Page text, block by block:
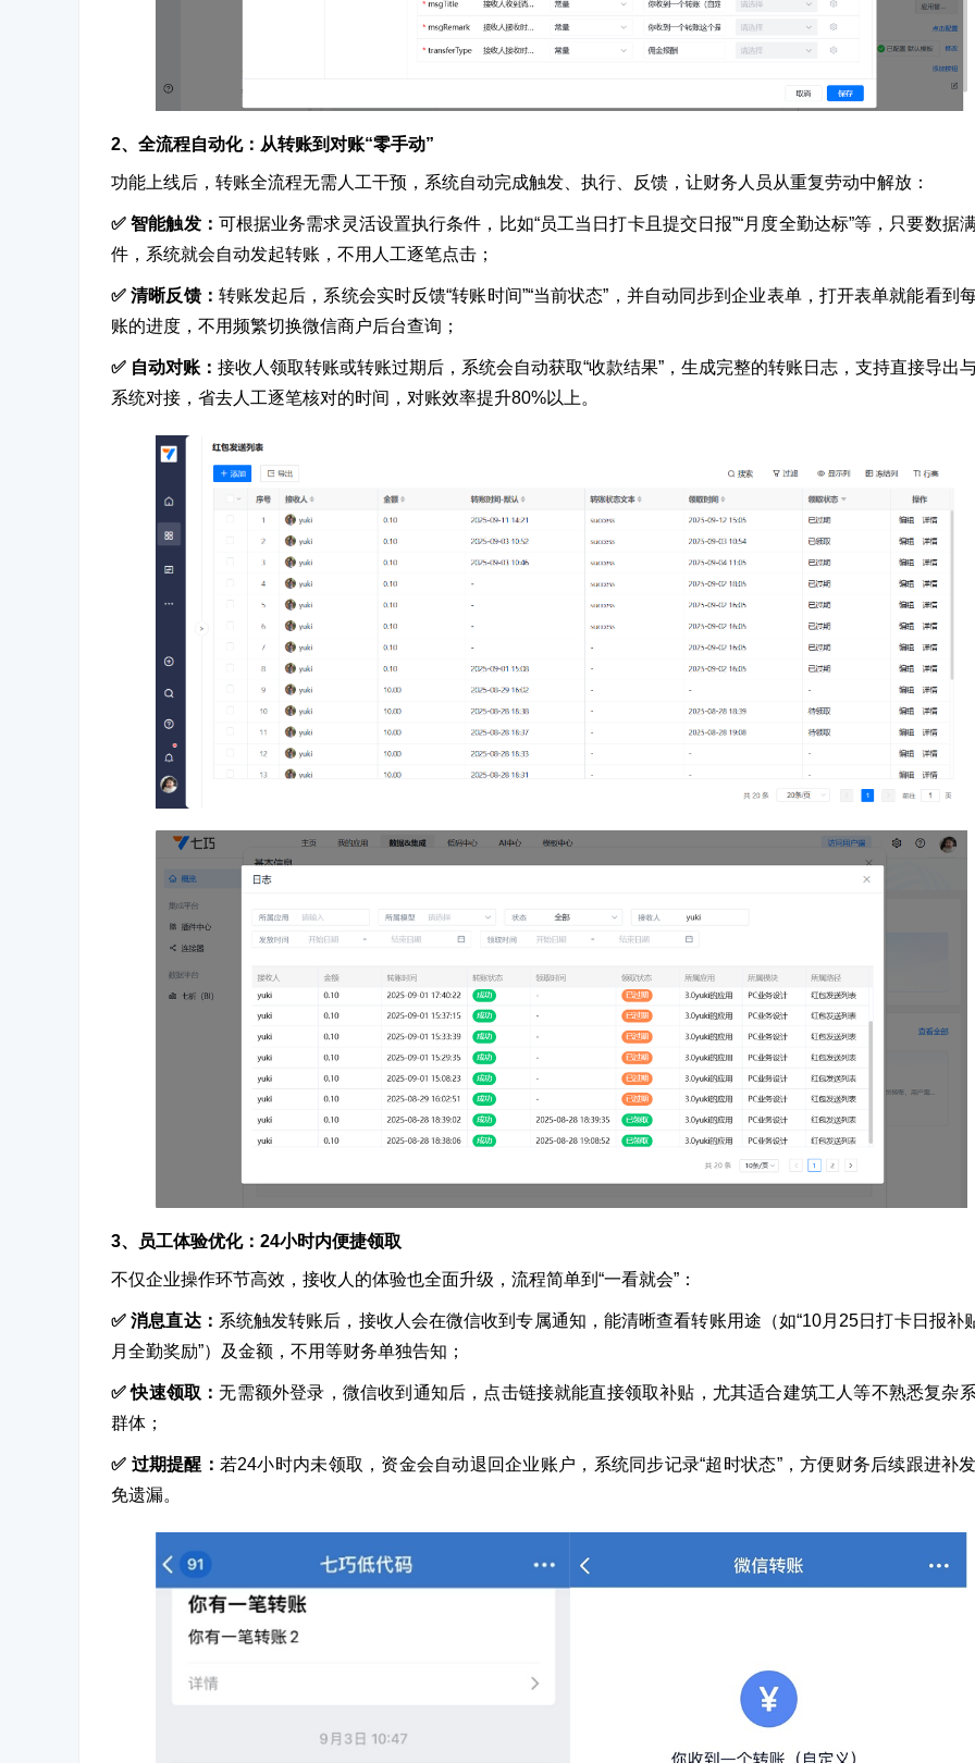
2、全流程自动化： 从转账到对账“零手动”
功能上线后，转账全流程无需人工干预，系统自动完成触发、执行、反馈，让财务人员从重复劳动中解放：
✅ 智能触发： 可根据业务需求灵活设置执行条件，比如“员工当日打卡且提交日报”“月度全勤达标”等，只要数据
件，系统就会自动发起转账，不用人工逐笔点击；
✅ 清晰反馈： 转账发起后，系统会实时反馈“转账时间”“当前状态”，并自动同步到企业表单，打开表单就能看到
账的进度，不用频繁切换微信商户后台查询；
✅ 自动对账： 接收人领取转账或转账过期后，系统会自动获取“收款结果”，生成完整的转账日志，支持直接导出
系统对接，省去人工逐笔核对的时间，对账效率提升80%以上。
3、员工体验优化： 24小时内便捷领取
不仅企业操作环节高效，接收人的体验也全面升级，流程简单到“一看就会”：
✅ 消息直达： 系统触发转账后，接收人会在微信收到专属通知，能清晰查看转账用途（如“10月25日打卡日报补
月全勤奖励”）及金额，不用等财务单独告知；
✅ 快速领取：无需额外登录，微信收到通知后，点击链接就能直接领取补贴，尤其适合建筑工人等不熟悉复杂
群体；
✅ 过期提醒： 若24小时内未领取，资金会自动退回企业账户，系统同步记录“超时状态”，方便财务后续跟进补
免遗漏。